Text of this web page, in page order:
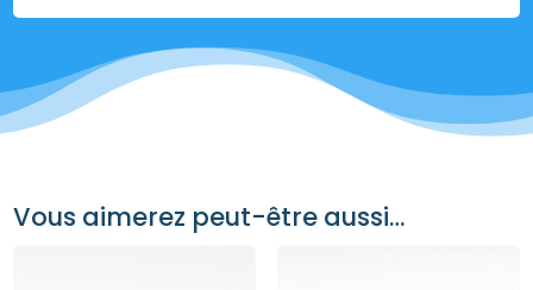
Vous aimerez peut-être aussi…